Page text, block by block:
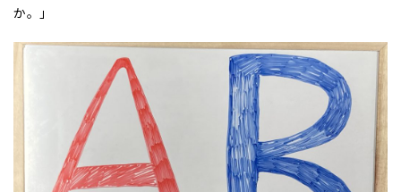
か。」